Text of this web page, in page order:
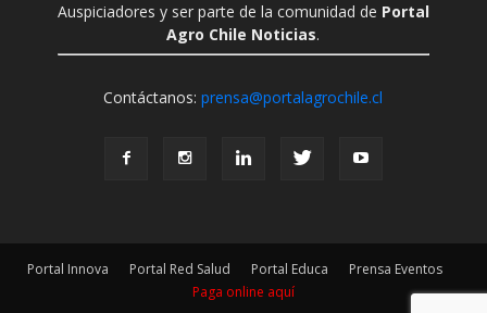
Auspiciadores y ser parte de la comunidad de Portal
Agro Chile Noticias.
Contáctanos:prensa@portalagrochile.cl
Portal Innova Portal Red Salud Portal Educa
Prensa Eventos
Paga online aquí